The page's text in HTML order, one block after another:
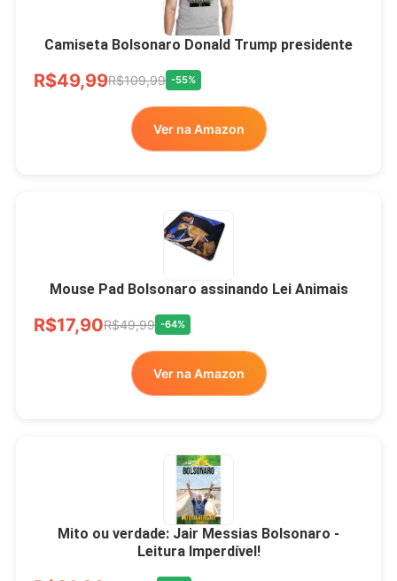
Camiseta Bolsonaro Donald Trump presidente
R$49,99R$109,99 -55%
Ver na Amazon
Mouse Pad Bolsonaro assinando Lei Animais
R$17,90R$49,99 -64%
Ver na Amazon
Mito ou verdade: Jair Messias Bolsonaro -
Leitura Imperdível!